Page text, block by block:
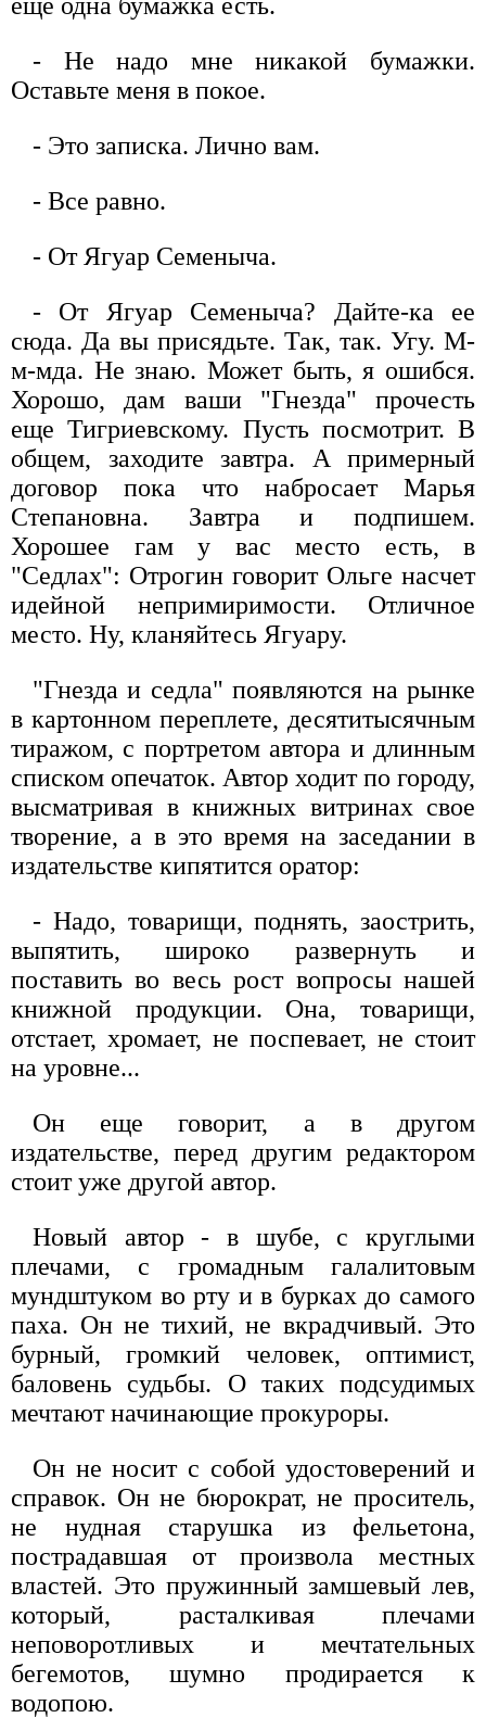
- Не надо мне никакой бумажки.
Оставьте меня в покое.
- Это записка. Лично вам.
- Все равно.
- От Ягуар Семеныча.
- От Ягуар Семеныча? Дайте-ка ее
сюда. Да вы присядьте. Так, так. Угу. М-
м-мда. Не знаю. Может быть, я ошибся.
Хорошо, дам ваши "Гнезда" прочесть
еще Тигриевскому. Пусть посмотрит. В
общем, заходите завтра. А примерный
договор пока что набросает Марья
Степановна. Завтра и подпишем.
Хорошее гам у вас место есть, в
"Седлах": Отрогин говорит Ольге насчет
идейной непримиримости. Отличное
место. Ну, кланяйтесь Ягуару.
"Гнезда и седла" появляются на рынке
в картонном переплете, десятитысячным
тиражом, с портретом автора и длинным
списком опечаток. Автор ходит по городу,
высматривая в книжных витринах свое
творение, а в это время на заседании в
издательстве кипятится оратор:
- Надо, товарищи, поднять, заострить,
выпятить, широко развернуть и
поставить во весь рост вопросы нашей
книжной продукции. Она, товарищи,
отстает, хромает, не поспевает, не стоит
на уровне...
Он еще говорит, а в другом
издательстве, перед другим редактором
стоит уже другой автор.
Новый автор - в шубе, с круглыми
плечами, с громадным галалитовым
мундштуком во рту и в бурках до самого
паха. Он не тихий, не вкрадчивый. Это
бурный, громкий человек, оптимист,
баловень судьбы. О таких подсудимых
мечтают начинающие прокуроры.
Он не носит с собой удостоверений и
справок. Он не бюрократ, не проситель,
не нудная старушка из фельетона,
пострадавшая от произвола местных
властей. Это пружинный замшевый лев,
который, расталкивая плечами
неповоротливых и мечтательных
бегемотов, шумно продирается к
водопою.